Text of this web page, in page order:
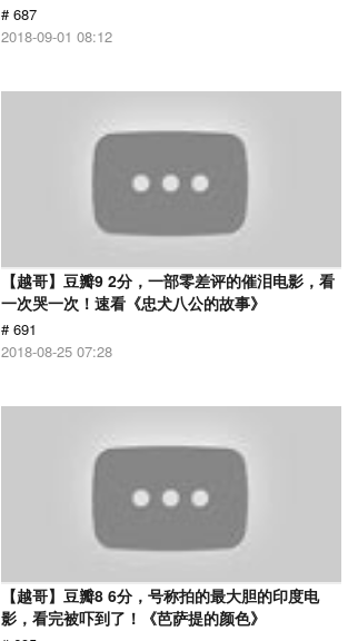
# 687
2018-09-01 08:12
【越哥】豆瓣9 2分，一部零差评的催泪电影，看
一次哭一次！速看《忠犬八公的故事》
# 691
2018-08-25 07:28
【越哥】豆瓣8 6分，号称拍的最大胆的印度电
影，看完被吓到了！《芭萨提的颜色》